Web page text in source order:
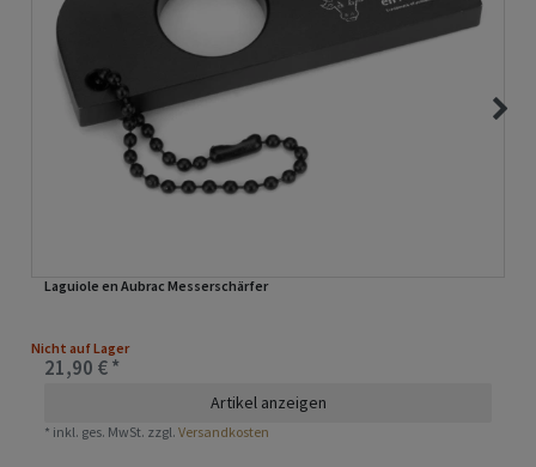
Laguiole en Aubrac Messerschärfer
Nicht auf Lager
21,90 € *
Artikel anzeigen
* inkl. ges. MwSt. zzgl.Versandkosten